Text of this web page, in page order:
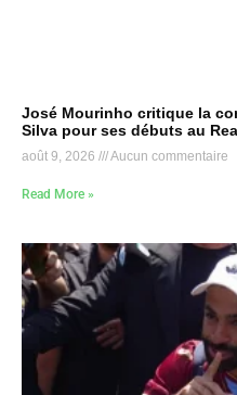
José Mourinho critique la
Silva pour ses débuts au
août 9, 2026 Aucun commentaire
Read More »